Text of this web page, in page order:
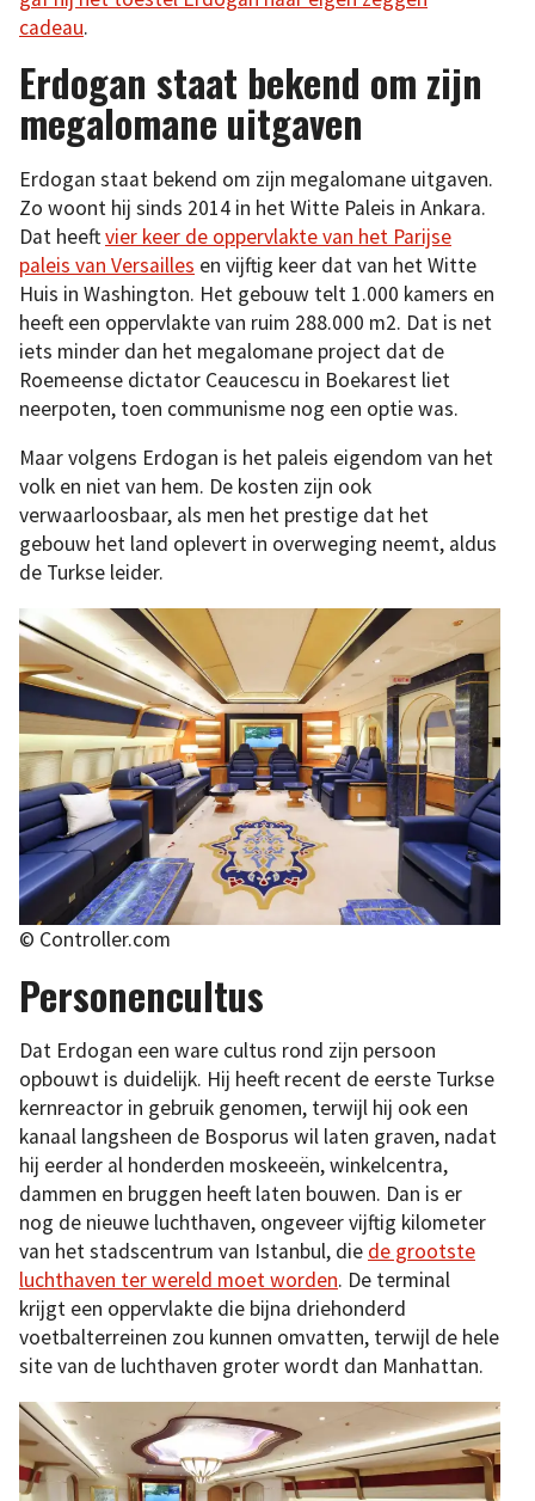
cadeau.
Erdogan staat bekend om zijn
megalomane uitgaven
Erdogan staat bekend om zijn megalomane uitgaven.
Zo woont hij sinds 2014 in het Witte Paleis in Ankara.
Dat heeftvier keer de oppervlakte van het Parijse
paleis van Versailles en vijftig keer dat van het Witte
Huis in Washington. Het gebouw telt 1.000 kamers en
heeft een oppervlakte van ruim 288.000 m2. Dat is net
iets minder dan het megalomane project dat de
Roemeense dictator Ceaucescu in Boekarest liet
neerpoten, toen communisme nog een optie was.
Maar volgens Erdogan is het paleis eigendom van het
volk en niet van hem. De kosten zijn ook
verwaarloosbaar, als men het prestige dat het
gebouw het land oplevert in overweging neemt, aldus
de Turkse leider.
© Controller.com
Personencultus
Dat Erdogan een ware cultus rond zijn persoon
opbouwt is duidelijk. Hij heeft recent de eerste Turkse
kernreactor in gebruik genomen, terwijl hij ook een
kanaal langsheen de Bosporus wil laten graven, nadat
hij eerder al honderden moskeeën, winkelcentra,
dammen en bruggen heeft laten bouwen. Dan is er
nog de nieuwe luchthaven, ongeveer vijftig kilometer
van het stadscentrum van Istanbul, die de grootste
luchthaven ter wereld moet worden. De terminal
krijgt een oppervlakte die bijna driehonderd
voetbalterreinen zou kunnen omvatten, terwijl de hele
site van de luchthaven groter wordt dan Manhattan.